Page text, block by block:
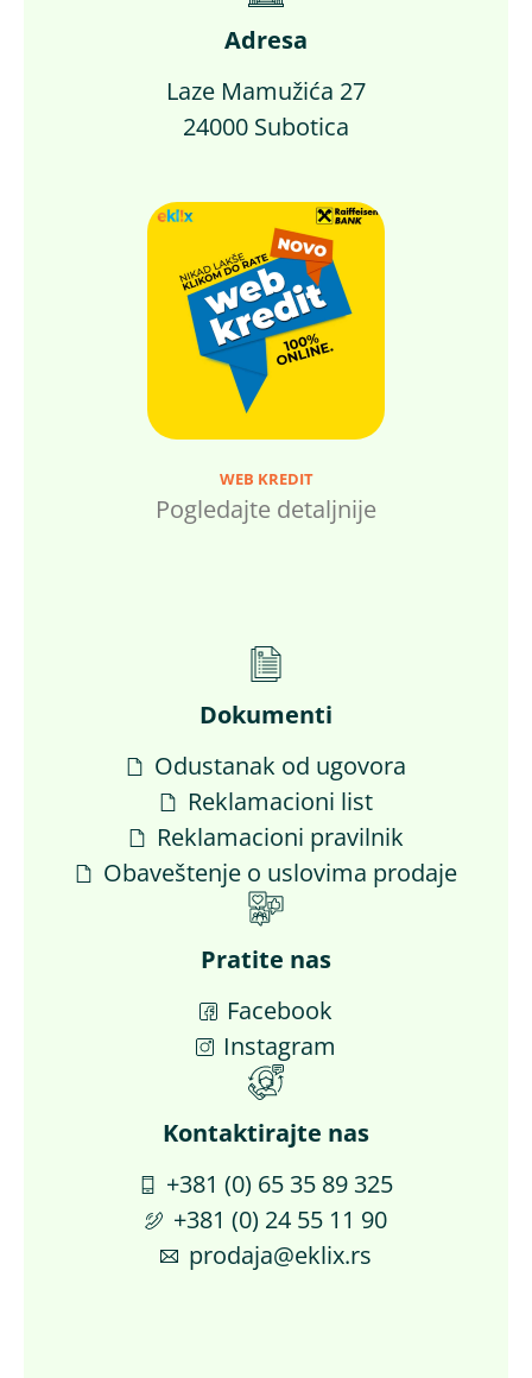
Adresa
Laze Mamužića 27
24000 Subotica
WEB KREDIT
Pogledajte detaljnije
Dokumenti
Odustanak od ugovora
Reklamacioni list
Reklamacioni pravilnik
Obaveštenje o uslovima prodaje
Pratite nas
Facebook
Instagram
Kontaktirajte nas​
+381 (0) 65 35 89 325
+381 (0) 24 55 11 90
prodaja@eklix.rs